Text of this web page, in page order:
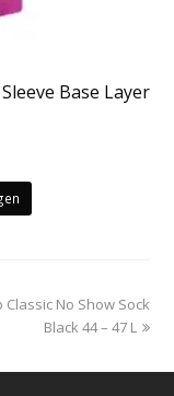
Base Layer
Classic No Show Sock
Black 44 – 47 L